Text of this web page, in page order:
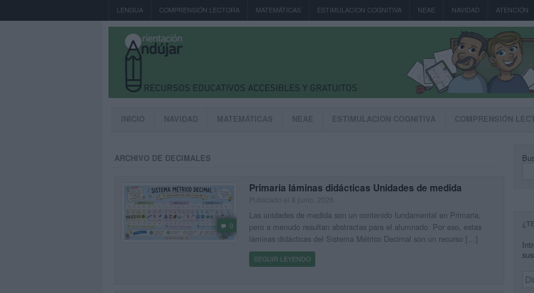
LENGUA COMPRENSIÓN LECTORA MATEMÁTICAS ESTIMULACION COGNITIVA NEAE NAVIDAD ATENCIÓN
INICIO NAVIDAD MATEMÁTICAS NEAE ESTIMULACION COGNITIVA COMPRENSIÓN
ARCHIVO DE DECIMALES
0
Primaria láminas didácticas Unidades de medida
Las unidades de medida son un contenido fundamental en Primaria,
pero a menudo resultan abstractas para el alumnado. Por eso, estas
láminas didácticas del Sistema Métrico Decimal son un recurso […]
SEGUIR LEYENDO
de